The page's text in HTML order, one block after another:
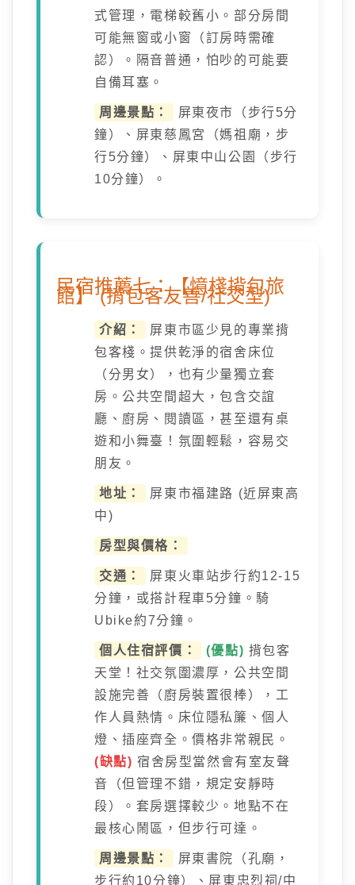
式管理，電梯較舊小。部分房間
可能無窗或小窗（訂房時需確
認）。隔音普通，怕吵的可能要
自備耳塞。
周邊景點：
屏東夜市（步行5分
鐘）、屏東慈鳳宮（媽祖廟，步
行5分鐘）、屏東中山公園（步行
10分鐘）。
民宿推薦七：【憶棧揹包旅
館】 (揹包客友善/社交型)
介紹：
屏東市區少見的專業揹
包客棧。提供乾淨的宿舍床位
（分男女），也有少量獨立套
房。公共空間超大，包含交誼
廳、廚房、閱讀區，甚至還有桌
遊和小舞臺！氛圍輕鬆，容易交
朋友。
地址：
屏東市福建路 (近屏東高
中)
房型與價格：
交通：
屏東火車站步行約12-15
分鐘，或搭計程車5分鐘。騎
Ubike約7分鐘。
個人住宿評價： (優點) 揹包客
天堂！社交氛圍濃厚，公共空間
設施完善（廚房裝置很棒），工
作人員熱情。床位隱私簾、個人
燈、插座齊全。價格非常親民。
(缺點) 宿舍房型當然會有室友聲
音（但管理不錯，規定安靜時
段）。套房選擇較少。地點不在
最核心鬧區，但步行可達。
周邊景點：
屏東書院（孔廟，
步行約10分鐘）、屏東忠烈祠/中